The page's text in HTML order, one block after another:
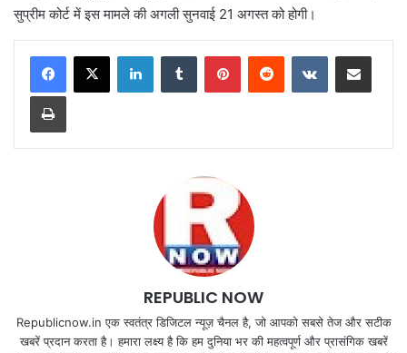
सुप्रीम कोर्ट में इस मामले की अगली सुनवाई 21 अगस्त को होगी।
LinkedInTumblr PinterestReddit VKontakteShare via Email
Print
REPUBLIC NOW
Republicnow.in एक स्वतंत्र डिजिटल न्यूज़ चैनल है, जो आपको सबसे तेज और सटीक
खबरें प्रदान करता है। हमारा लक्ष्य है कि हम दुनिया भर की महत्वपूर्ण और प्रासंगिक खबरें